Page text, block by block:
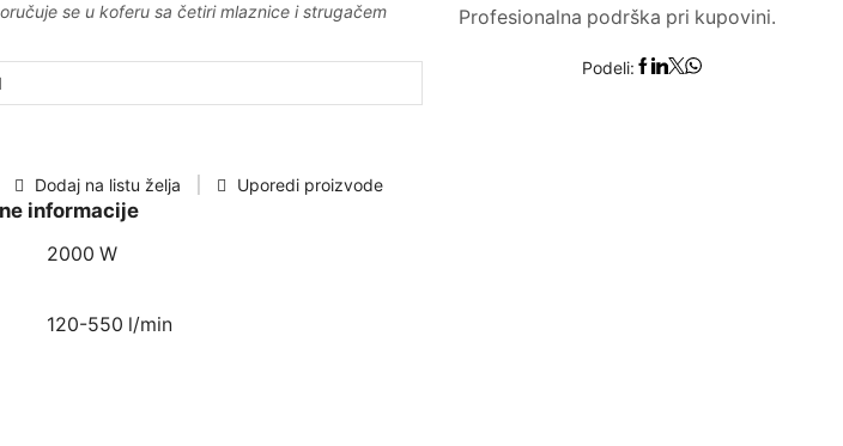
se u koferu sa četiri mlaznice i strugačem
fen
2000W
Dodaj na listu želja
Uporedi proizvode
Profesionalna podrška pri kupovini.
Podeli:
informacije
2000 W
120-550 l/min